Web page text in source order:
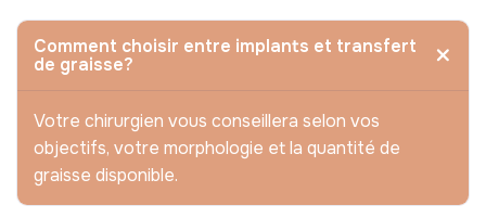
Comment choisir entre implants et transfert
de graisse?
Votre chirurgien vous conseillera selon vos
objectifs, votre morphologie et la quantité de
graisse disponible.